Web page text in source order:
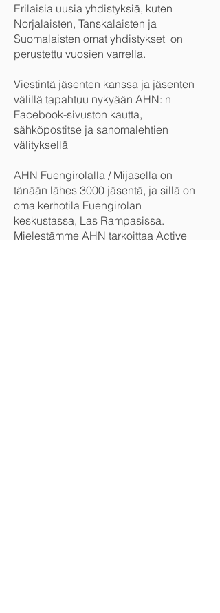
Erilaisia uusia yhdistyksiä, kuten
Norjalaisten, Tanskalaisten ja
Suomalaisten omat yhdistykset on
perustettu vuosien varrella.
Viestintä jäsenten kanssa ja jäsenten
välillä tapahtuu nykyään AHN: n
Facebook-sivuston kautta,
sähköpostitse ja sanomalehtien
välityksellä
AHN Fuengirolalla / Mijasella on
tänään lähes 3000 jäsentä, ja sillä on
oma kerhotila Fuengirolan
keskustassa, Las Rampasissa.
Mielestämme AHN tarkoittaa Active